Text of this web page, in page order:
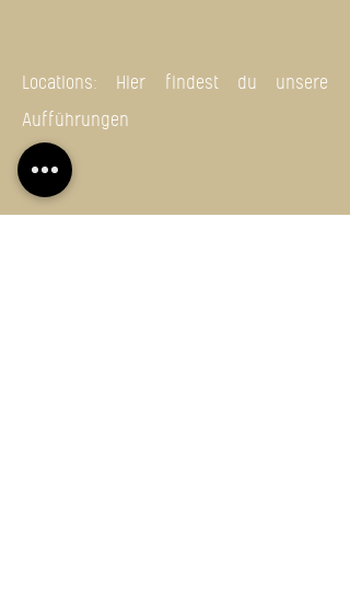
Locations: Hier findest du unsere
Aufführungen